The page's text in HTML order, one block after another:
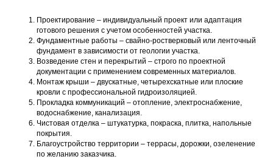
Проектирование – индивидуальный проект или адаптация
готового решения с учетом особенностей участка.
Фундаментные работы – свайно-ростверковый или ленточный
фундамент в зависимости от геологии участка.
Возведение стен и перекрытий – строго по проектной
документации с применением современных материалов.
Монтаж крыши – двускатные, четырехскатные или плоские
кровли с профессиональной гидроизоляцией.
Прокладка коммуникаций – отопление, электроснабжение,
водоснабжение, канализация.
Чистовая отделка – штукатурка, покраска, плитка, напольные
покрытия.
Благоустройство территории – террасы, дорожки, озеленение
по желанию заказчика.